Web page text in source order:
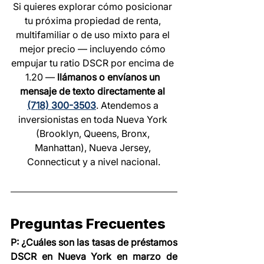
Si quieres explorar cómo posicionar
tu próxima propiedad de renta,
multifamiliar o de uso mixto para el
mejor precio — incluyendo cómo
empujar tu ratio DSCR por encima de
1.20 — llámanos o envíanos un
mensaje de texto directamente al
(718) 300-3503. Atendemos a
inversionistas en toda Nueva York
(Brooklyn, Queens, Bronx,
Manhattan), Nueva Jersey,
Connecticut y a nivel nacional.
Preguntas Frecuentes
P: ¿Cuáles son las tasas de préstamos
DSCR en Nueva York en marzo de